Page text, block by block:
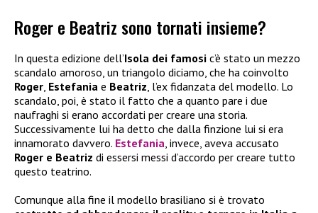
Roger e Beatriz sono tornati insieme?
In questa edizione dell’Isola dei famosi c’è stato un mezzo
scandalo amoroso, un triangolo diciamo, che ha coinvolto
Roger, Estefania e Beatriz, l’ex fidanzata del modello. Lo
scandalo, poi, è stato il fatto che a quanto pare i due
naufraghi si erano accordati per creare una storia.
Successivamente lui ha detto che dalla finzione lui si era
innamorato davvero. Estefania, invece, aveva accusato
Roger e Beatriz di essersi messi d’accordo per creare tutto
questo teatrino.
Comunque alla fine il modello brasiliano si è trovato